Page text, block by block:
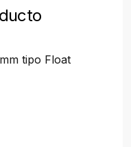
tipo Float